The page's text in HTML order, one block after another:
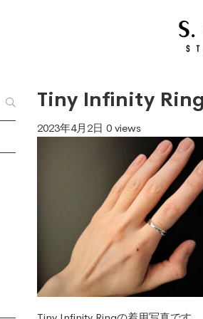
Tiny Infinity
2023年4月2日 0 views